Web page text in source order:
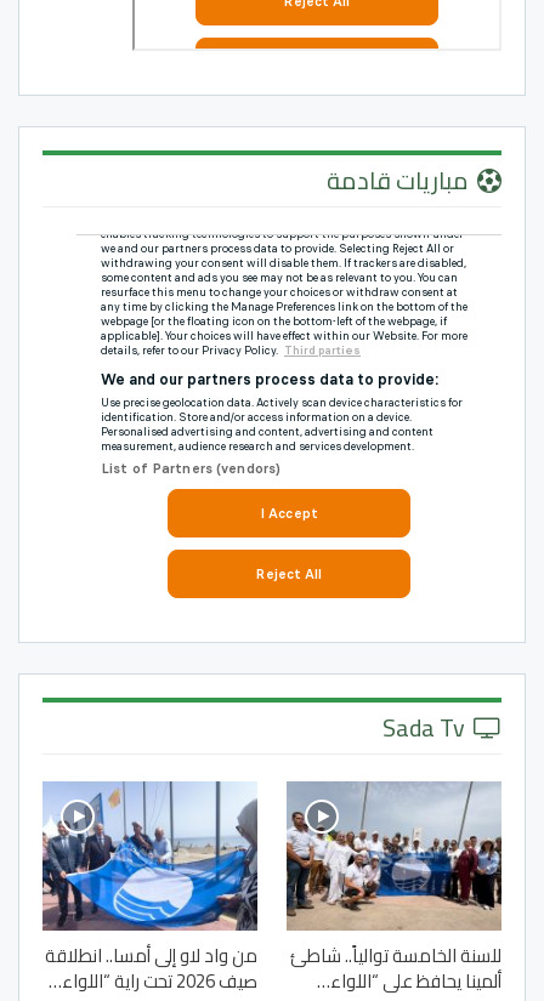
مباريات قادمة
للسنة الخامسة توالياً.. شاطئ
ألمينا يحافظ على “اللواء…
من واد لاو إلى أمسا.. انطلاقة
صيف 2026 تحت راية “اللواء…